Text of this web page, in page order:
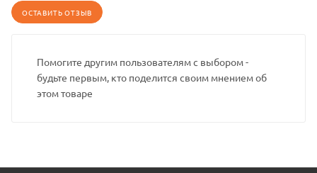
ОСТАВИТЬ ОТЗЫВ
Помогите другим пользователям с выбором -
будьте первым, кто поделится своим мнением об
этом товаре